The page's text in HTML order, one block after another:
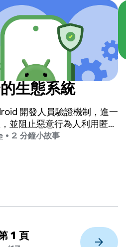
人員驗證：攜
生態系統
開發人員驗證機制，進一
並阻止惡意行為人利用匿名
• 2 分鐘小故事
1 頁 arrow_forward